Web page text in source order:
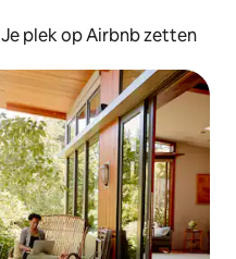
Je plek op Airbnb zetten